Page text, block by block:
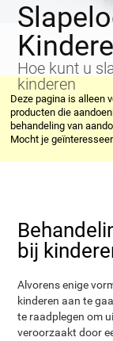
Hoe kunt u
kinderen
Deze pagina is alleen
producten die
behandeling van
Mocht je
bij
Alvorens enige
kinderen aan te
te raadplegen om
veroorzaakt door